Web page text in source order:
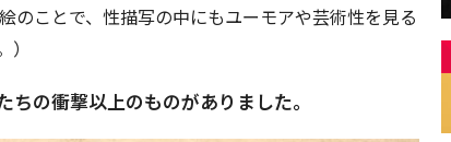
のことで、性描写の中にもユーモアや芸術性を見る
の衝撃以上のものがありました。